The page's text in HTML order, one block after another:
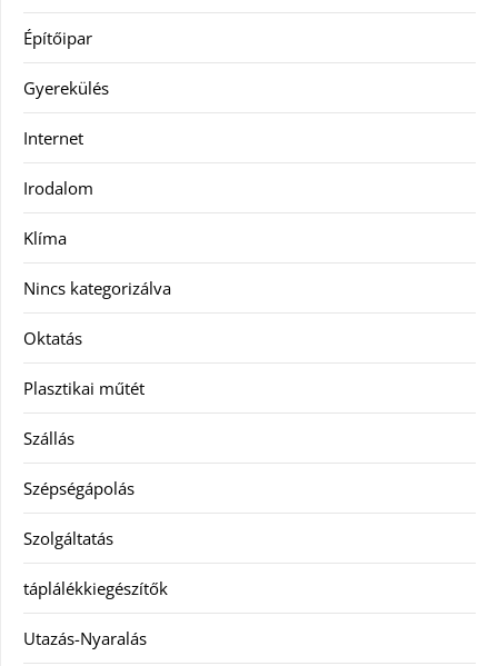
Építőipar
Gyerekülés
Internet
Irodalom
Klíma
Nincs kategorizálva
Oktatás
Plasztikai műtét
Szállás
Szépségápolás
Szolgáltatás
táplálékkiegészítők
Utazás-Nyaralás